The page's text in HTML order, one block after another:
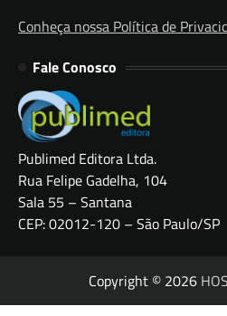
Conheça nossa Política de
Fale Conosco
Publimed Editora Ltda.
Rua Felipe Gadelha, 104
Sala 55 – Santana
CEP: 02012-120 – São Paulo/SP
Copyright © 2026